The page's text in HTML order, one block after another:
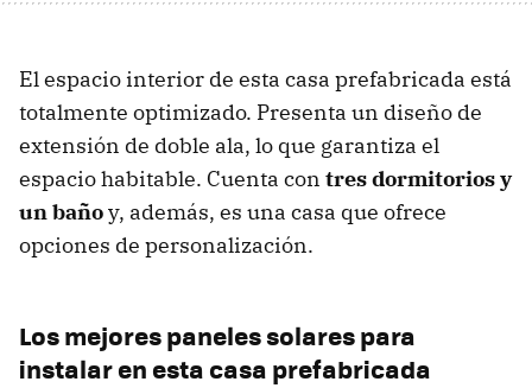
El espacio interior de esta casa prefabricada está
totalmente optimizado. Presenta un diseño de
extensión de doble ala, lo que garantiza el
espacio habitable. Cuenta con tres dormitorios y
un bañoy, además, es una casa que ofrece
opciones de personalización.
Los mejores paneles solares para
instalar en esta casa prefabricada